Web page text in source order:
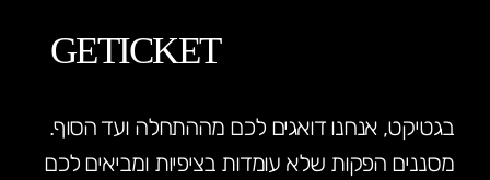
GETICKET
בגטיקט, אנחנו דואגים לכם מההתחלה ועד הסוף.
מסננים הפקות שלא עומדות בציפיות ומביאים לכם